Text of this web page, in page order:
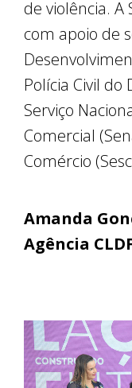
de violência.
com apoio de
Polícia Civil do
Serviço
Comercial
Comércio
Amanda
Agência